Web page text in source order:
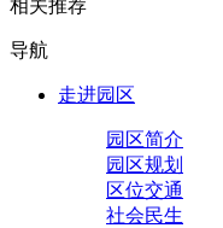
相关推荐
导航
走进园区
园区简介
园区规划
区位交通
社会民生